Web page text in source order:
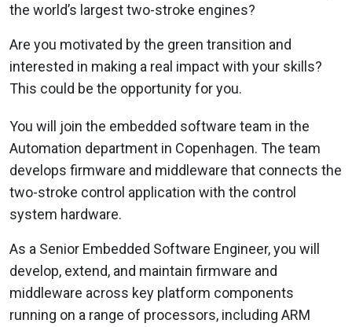
the world’s largest two-stroke engines?
Are you motivated by the green transition and
interested in making a real impact with your skills?
This could be the opportunity for you.
You will join the embedded software team in the
Automation department in Copenhagen. The team
develops firmware and middleware that connects the
two-stroke control application with the control
system hardware.
As a Senior Embedded Software Engineer, you will
develop, extend, and maintain firmware and
middleware across key platform components
running on a range of processors, including ARM